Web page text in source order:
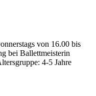
von 16.00 bis
bei Ballettmeisterin
4-5 Jahre